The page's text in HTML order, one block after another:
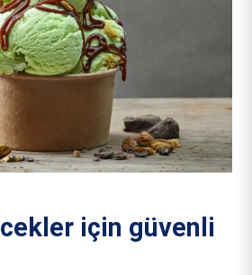
için güvenli